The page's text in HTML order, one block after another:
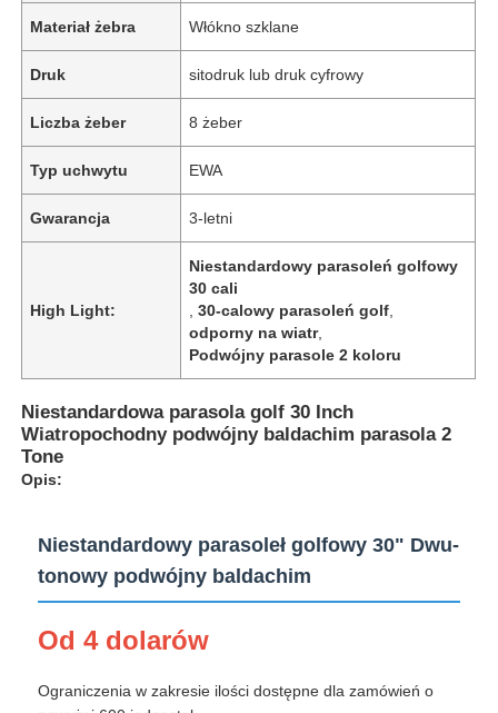
Dom
Produkty
O nas
Materiał żebra Włókno szklane
Druk sitodruk lub druk cyfrowy
Liczba żeber 8 żeber
Typ uchwytu EWA
Gwarancja 3-letni
High Light:
Niestandardowy parasoleń golfowy
30 cali
,30-calowy parasoleń golf
odporny na wiatr,
Podwójny parasole 2 koloru
Niestandardowa parasola golf 30 Inch
Wiatropochodny podwójny baldachim parasola 2
Tone
Opis:
Niestandardowy parasoleł golfowy 30" Dwu-
tonowy podwójny baldachim
Od 4 dolarów
Ograniczenia w zakresie ilości dostępne dla zamówień o